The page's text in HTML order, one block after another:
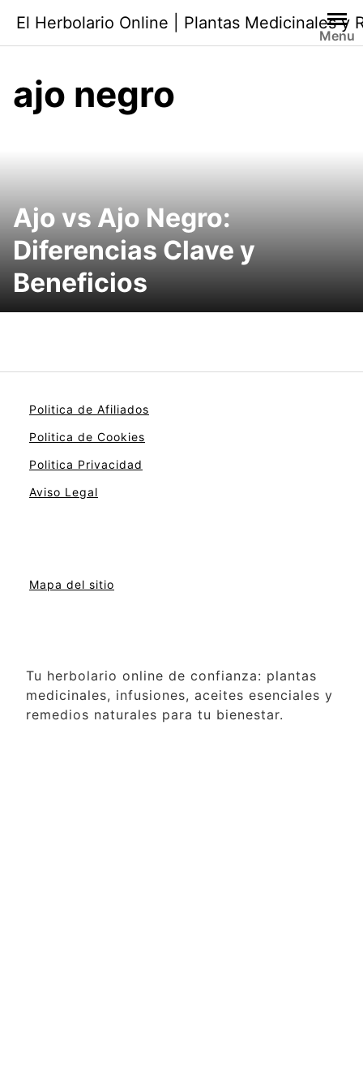
contenido
El Herbolario Online | Plantas Medicinales y
Menu
ajo negro
Ajo vs Ajo Negro:
Diferencias Clave y
Beneficios
Politica de Afiliados
Politica de Cookies
Politica Privacidad
Aviso Legal
Mapa del sitio
Tu herbolario online de confianza: plantas
medicinales, infusiones, aceites esenciales y
remedios naturales para tu bienestar.